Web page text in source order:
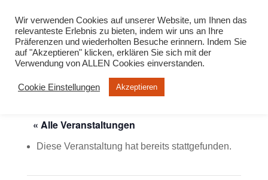
« Alle Veranstaltungen
Diese Veranstaltung hat bereits stattgefunden.
Wir verwenden Cookies auf unserer Website, um Ihnen das
relevanteste Erlebnis zu bieten, indem wir uns an Ihre
Präferenzen und wiederholten Besuche erinnern. Indem Sie
auf "Akzeptieren" klicken, erklären Sie sich mit der
Verwendung von ALLEN Cookies einverstanden.
Cookie Einstellungen Akzeptieren